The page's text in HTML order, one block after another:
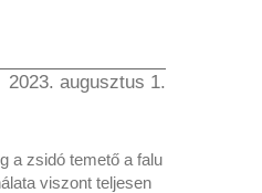
2023. augusztus 1.
a zsidó temető a falu
viszont teljesen